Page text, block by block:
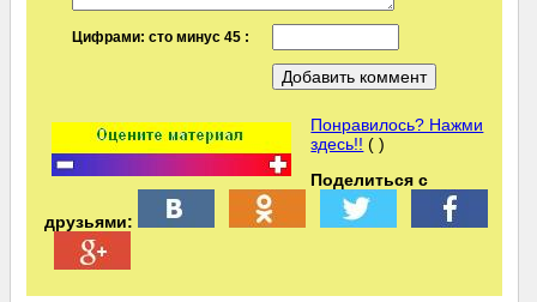
Цифрами: сто минус 45 :
Понравилось? Нажми
здесь!! ( )
Поделиться с
друзьями: